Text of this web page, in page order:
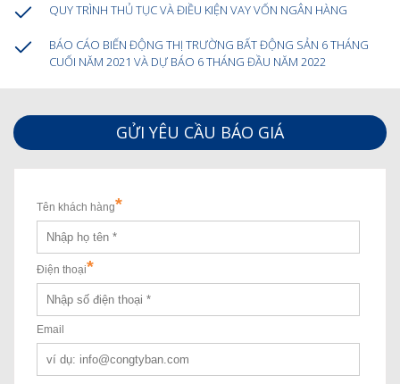
QUY TRÌNH THỦ TỤC VÀ ĐIỀU KIỆN VAY VỐN NGÂN HÀNG
BÁO CÁO BIẾN ĐỘNG THỊ TRƯỜNG BẤT ĐỘNG SẢN 6 THÁNG
CUỐI NĂM 2021 VÀ DỰ BÁO 6 THÁNG ĐẦU NĂM 2022
GỬI YÊU CẦU BÁO GIÁ